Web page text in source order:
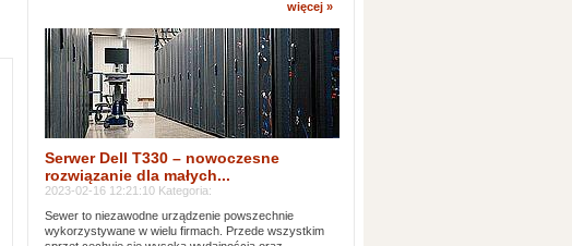
więcej »
Serwer Dell T330 – nowoczesne
rozwiązanie dla małych...
2023-02-16 12:21:10 Kategoria:
Sewer to niezawodne urządzenie powszechnie
wykorzystywane w wielu firmach. Przede wszystkim